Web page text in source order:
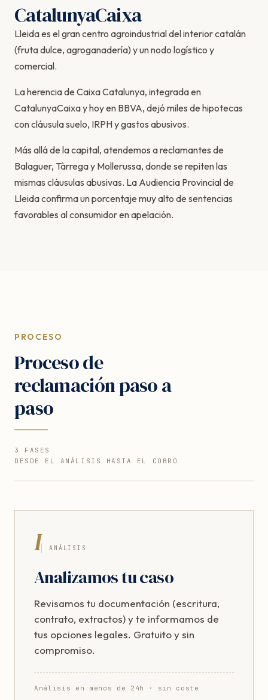
CatalunyaCaixa
Lleida es el gran centro agroindustrial del interior catalán
(fruta dulce, agroganadería) y un nodo logístico y
comercial.
La herencia de Caixa Catalunya, integrada en
CatalunyaCaixa y hoy en BBVA, dejó miles de hipotecas
con cláusula suelo, IRPH y gastos abusivos.
Más allá de la capital, atendemos a reclamantes de
Balaguer, Tàrrega y Mollerussa, donde se repiten las
mismas cláusulas abusivas. La Audiencia Provincial de
Lleida confirma un porcentaje muy alto de sentencias
favorables al consumidor en apelación.
PROCESO
Proceso de
reclamación paso a
paso
3 FASES
DESDE EL ANÁLISIS HASTA EL COBRO
I ANÁLISIS
Analizamos tu caso
Revisamos tu documentación (escritura,
contrato, extractos) y te informamos de
tus opciones legales. Gratuito y sin
compromiso.
Análisis en menos de 24h · sin coste